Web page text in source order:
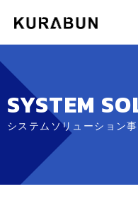
SYSTEM
システムソリューション